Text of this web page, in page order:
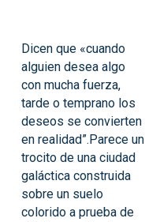
Dicen que «cuando
alguien desea algo
con mucha fuerza,
tarde o temprano los
deseos se convierten
en realidad”.Parece un
trocito de una ciudad
galáctica construida
sobre un suelo
colorido a prueba de